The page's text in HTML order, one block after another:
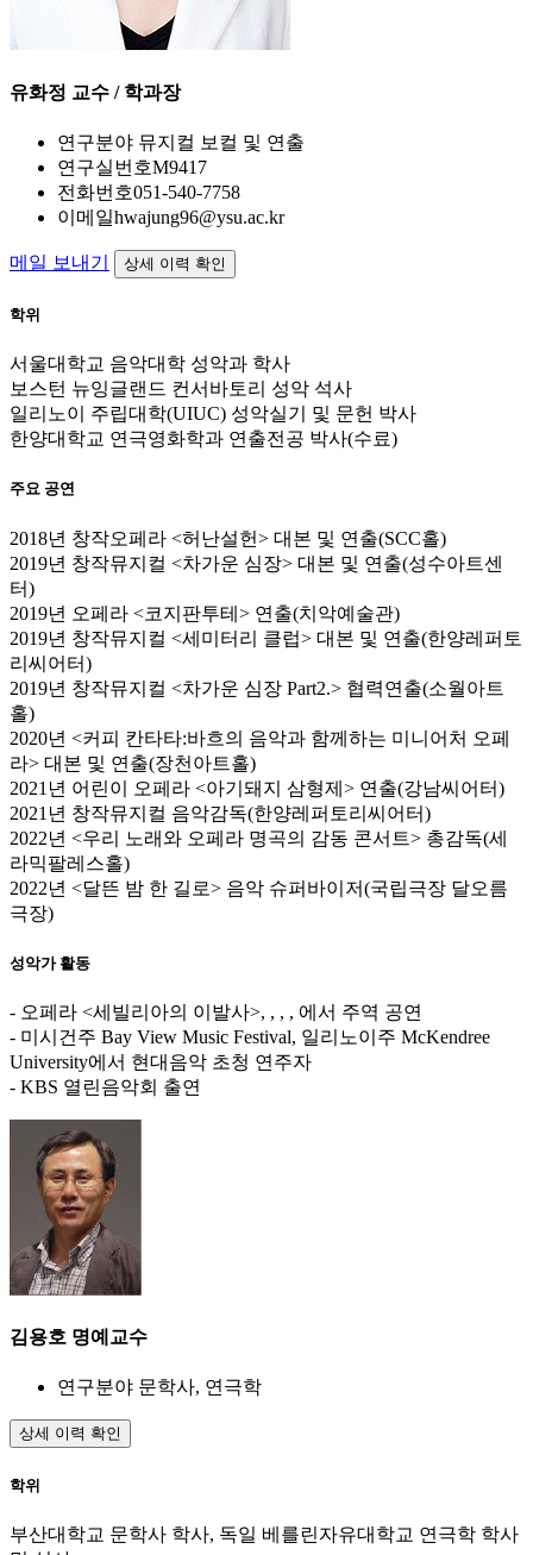
유화정 교수 / 학과장
연구분야 뮤지컬 보컬 및 연출
연구실번호M9417
전화번호051-540-7758
이메일hwajung96@ysu.ac.kr
메일 보내기 상세 이력 확인
학위
서울대학교 음악대학 성악과 학사
보스턴 뉴잉글랜드 컨서바토리 성악 석사
일리노이 주립대학(UIUC) 성악실기 및 문헌 박사
한양대학교 연극영화학과 연출전공 박사(수료)
주요 공연
2018년 창작오페라 <허난설헌> 대본 및 연출(SCC홀)
2019년 창작뮤지컬 <차가운 심장> 대본 및 연출(성수아트센
터)
2019년 오페라 <코지판투테> 연출(치악예술관)
2019년 창작뮤지컬 <세미터리 클럽> 대본 및 연출(한양레퍼토
리씨어터)
2019년 창작뮤지컬 <차가운 심장 Part2.> 협력연출(소월아트
홀)
2020년 <커피 칸타타:바흐의 음악과 함께하는 미니어처 오페
라> 대본 및 연출(장천아트홀)
2021년 어린이 오페라 <아기돼지 삼형제> 연출(강남씨어터)
2021년 창작뮤지컬 음악감독(한양레퍼토리씨어터)
2022년 <우리 노래와 오페라 명곡의 감동 콘서트> 총감독(세
라믹팔레스홀)
2022년 <달뜬 밤 한 길로> 음악 슈퍼바이저(국립극장 달오름
극장)
성악가 활동
- 오페라 <세빌리아의 이발사>, , , , 에서 주역 공연
- 미시건주 Bay View Music Festival, 일리노이주 McKendree
University에서 현대음악 초청 연주자
- KBS 열린음악회 출연
김용호 명예교수
연구분야 문학사, 연극학
상세 이력 확인
학위
부산대학교 문학사 학사, 독일 베를린자유대학교 연극학 학사